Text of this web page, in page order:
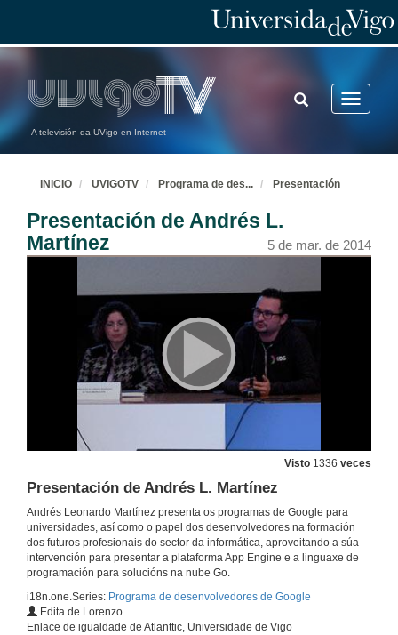
A televisión da UVigo en Internet
Toggle
TOGGLE
SEARCH
INICIO UVIGOTV Programa de des... Presentación
Presentación de Andrés L.
Martínez
5 de mar. de 2014
Visto 1336 veces
Presentación de Andrés L. Martínez
Andrés Leonardo Martínez presenta os programas de Google para
universidades, así como o papel dos desenvolvedores na formación
dos futuros profesionais do sector da informática, aproveitando a súa
intervención para presentar a plataforma App Engine e a linguaxe de
programación para solucións na nube Go.
i18n.one.Series: Programa de desenvolvedores de Google
Edita de Lorenzo
Enlace de igualdade de Atlanttic, Universidade de Vigo